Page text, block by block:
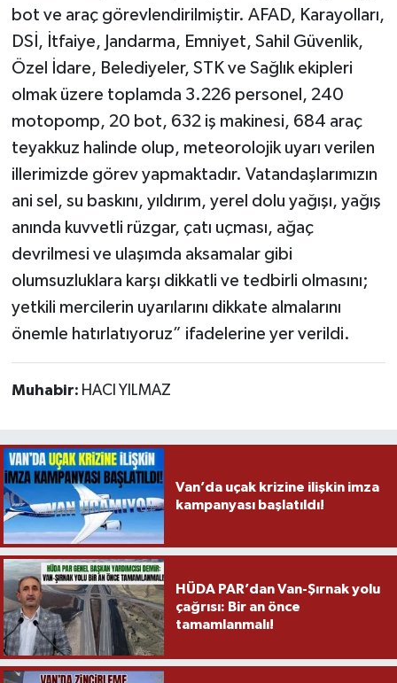
bot ve araç görevlendirilmiştir. AFAD, Karayolları,
DSİ, İtfaiye, Jandarma, Emniyet, Sahil Güvenlik,
Özel İdare, Belediyeler, STK ve Sağlık ekipleri
olmak üzere toplamda 3.226 personel, 240
motopomp, 20 bot, 632 iş makinesi, 684 araç
teyakkuz halinde olup, meteorolojik uyarı verilen
illerimizde görev yapmaktadır. Vatandaşlarımızın
ani sel, su baskını, yıldırım, yerel dolu yağışı, yağış
anında kuvvetli rüzgar, çatı uçması, ağaç
devrilmesi ve ulaşımda aksamalar gibi
olumsuzluklara karşı dikkatli ve tedbirli olmasını;
yetkili mercilerin uyarılarını dikkate almalarını
önemle hatırlatıyoruz” ifadelerine yer verildi.
Muhabir: HACI YILMAZ
Van’da uçak krizine ilişkin imza
kampanyası başlatıldı!
HÜDA PAR’dan Van-Şırnak yolu
çağrısı: Bir an önce
tamamlanmalı!